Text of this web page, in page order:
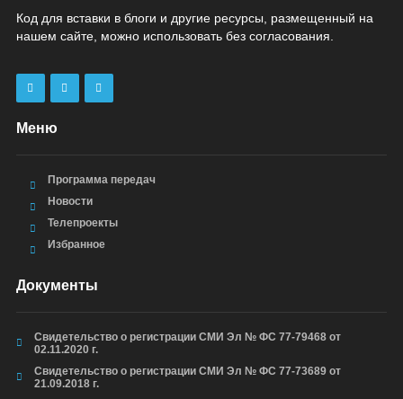
Код для вставки в блоги и другие ресурсы, размещенный на
нашем сайте, можно использовать без согласования.
Меню
Программа передач
Новости
Телепроекты
Избранное
Документы
Свидетельство о регистрации СМИ Эл № ФС 77-79468 от
02.11.2020 г.
Свидетельство о регистрации СМИ Эл № ФС 77-73689 от
21.09.2018 г.